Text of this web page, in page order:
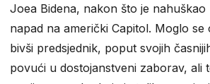
Joea Bidena, nakon što je
napad na američki Capitol. Moglo se
bivši predsjednik, poput svojih
povući u dostojanstveni zaborav, ali